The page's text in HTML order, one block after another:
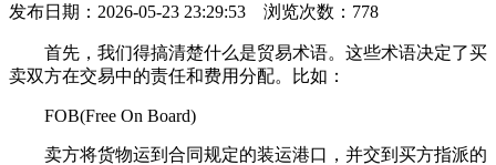
发布日期：2026-05-23 23:29:53 浏览次数： 778
首先，我们得搞清楚什么是贸易术语。这些术语决定了买
卖双方在交易中的责任和费用分配。比如：
FOB(Free On Board)
卖方将货物运到合同规定的装运港口，并交到买方指派的